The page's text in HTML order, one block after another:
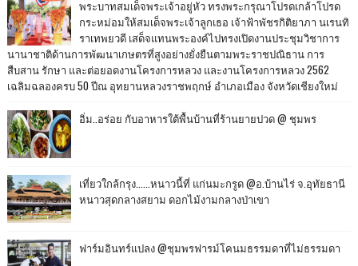
พระบาทสมเด็จพระเจ้าอยู่หัว ทรงพระกรุณาโปรดเกล้าโปรด
กระหม่อมให้สมเด็จพระเจ้าลูกเธอ เจ้าฟ้าพัชรกิติยาภา นเรนทิ
ราเทพยวดี เสด็จแทนพระองค์ไปทรงเปิดงานประชุมวิชาการ
นานาชาติด้านการพัฒนาเกษตรที่สูงอย่างยั่งยืนตามพระราชปณิธาน การ
สืบสาน รักษา และต่อยอดงานโครงการหลวง และงานโครงการหลวง 2562
เฉลิมฉลองครบ 50 ปีณ อุทยานหลวงราชพฤกษ์ อำเภอเมือง จังหวัดเชียงใหม่
อิ่ม..อร่อย กับอาหารใต้พื้นบ้านที่ร้านยายปวด @ ชุมพร
เที่ยวใกล้กรุง......หนาวนี้ที่ แก่นมะกรูด @อ.บ้านไร่ จ.อุทัยธานี
หนาวสุดกลางสยาม ดอกไม้งามกลางป่าเขา
ฟาร์มอินทร์แปลง @ชุมพรฟารม์โคนมธรรมดาที่ไม่ธรรมดา